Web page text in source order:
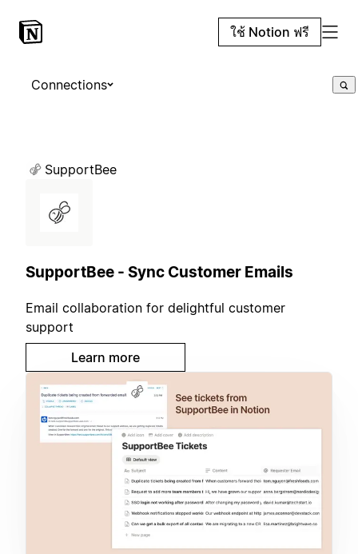
ใช้ Notion ฟรี
Connections
SupportBee
SupportBee - Sync Customer Emails
Email collaboration for delightful customer
support
Learn more